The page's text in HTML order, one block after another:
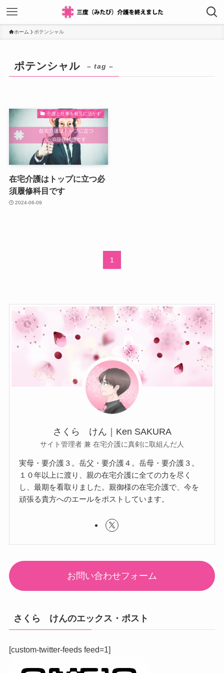
ホーム ポテンシャル
ポテンシャル – tag –
介護と仕事を相互に活かす
在宅介護はトップに立つ必
須履修科目です
2024-06-09
1
さくら けん｜Ken SAKURA
サイト管理者 兼 在宅介護に真剣に取組んだ人
実母・要介護３。岳父・要介護４。岳母・要介護３。
１０年以上に渡り、親の在宅介護に全ての力を尽く
し、最期を看取りました。親御様の在宅介護で、今を
頑張る貴方へのエールをポストしています。
お問い合わせフォーム
さくら けんのエックス・ポスト
[custom-twitter-feeds feed=1]